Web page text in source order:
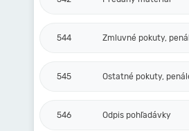
544 Zmluvné pokuty,
545 Ostatné pokuty,
546 Odpis pohľadávky